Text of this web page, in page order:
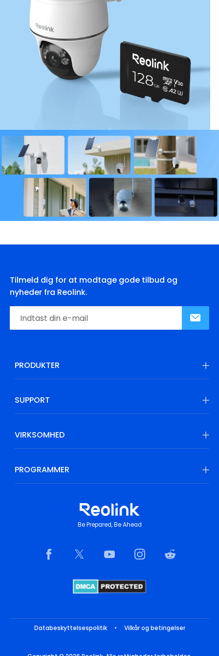
Tilmeld dig for at modtage gode tilbud og
nyheder fra Reolink.
PRODUKTER
SUPPORT
VIRKSOMHED
PROGRAMMER
Be Prepared, Be Ahead
Databeskyttelsespolitik • Vilkår og betingelser